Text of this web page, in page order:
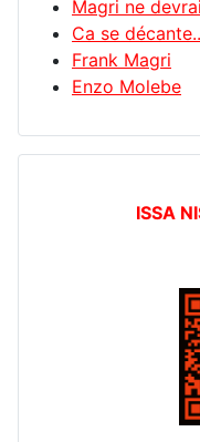
Magri ne
Ca se
Frank Magri
Enzo Molebe
ISSA